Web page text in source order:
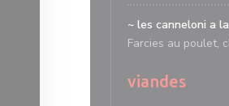
~ les canneloni a
Farcies au poulet,
viandes